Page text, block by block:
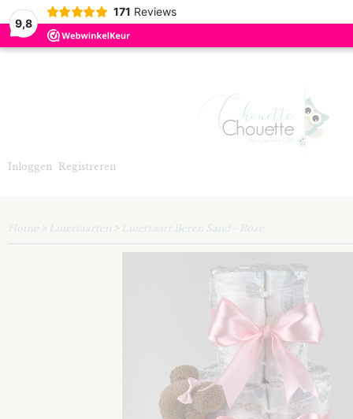
9,8
171 Reviews
Inloggen Registreren
Home > Luiertaarten > Luiertaart Beren Sand - Roze